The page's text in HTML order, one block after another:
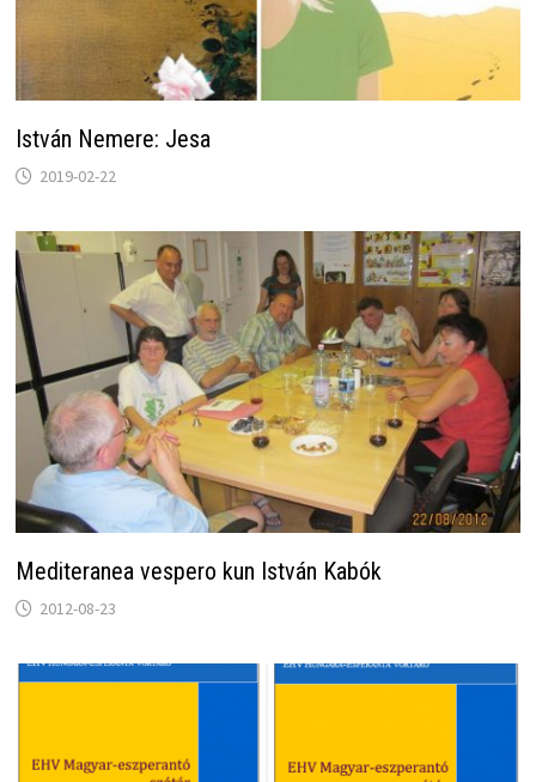
István Nemere: Jesa
2019-02-22
Mediteranea vespero kun István Kabók
2012-08-23